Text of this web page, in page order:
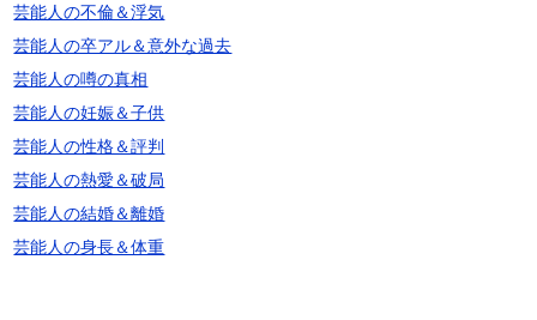
芸能人の不倫＆浮気
芸能人の卒アル＆意外な過去
芸能人の噂の真相
芸能人の妊娠＆子供
芸能人の性格＆評判
芸能人の熱愛＆破局
芸能人の結婚＆離婚
芸能人の身長＆体重